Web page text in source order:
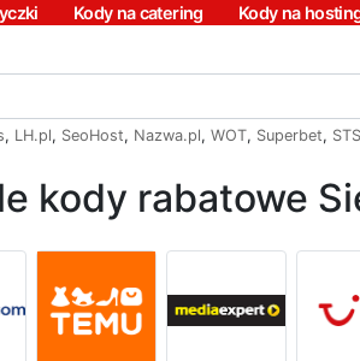
Kody na catering Kody na
, LH.pl, SeoHost, Nazwa.pl, WOT, Superbet, STS
kody rabatowe